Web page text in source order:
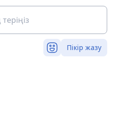
Пікір жазу